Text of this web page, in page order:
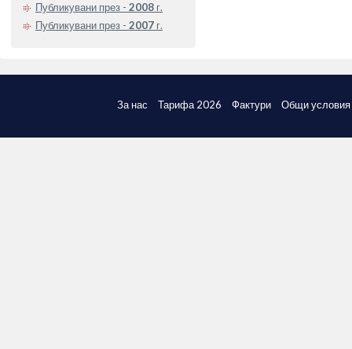
Публикувани през - 2008 г.
Публикувани през - 2007 г.
За нас Тарифа 2026 Фактури Общи условия